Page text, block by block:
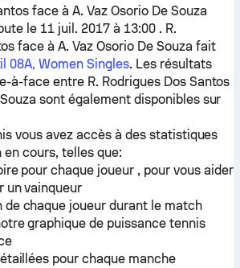
face àA. Vaz Osorio De Souza
le 11 juil. 2017 à 13:00 . R.
face àA. Vaz Osorio De Souza fait
08A, Women Singles. Les résultats
à-face entre R. Rodrigues Dos Santos
sont également disponibles sur
vous avez accès à des statistiques
cours, telles que:
pour chaque joueur , pour vous aider
un vainqueur
de chaque joueur durant le match
graphique de puissance tennis
pour chaque manche